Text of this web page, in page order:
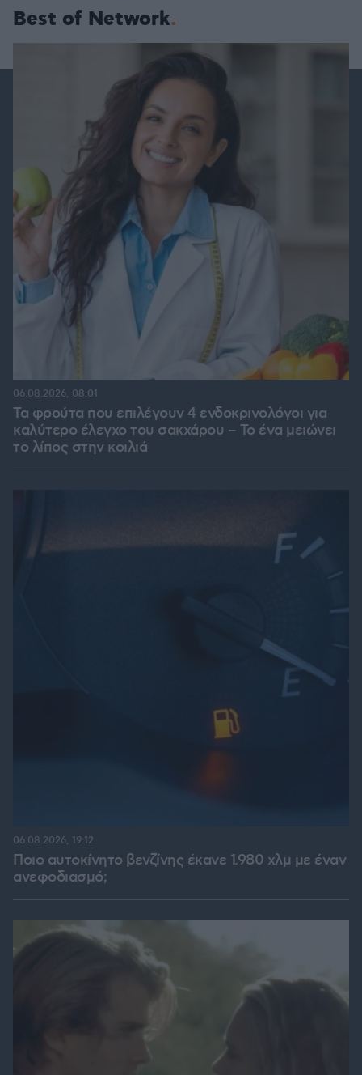
Best of Network
Τα φρούτα που επιλέγουν 4 ενδοκρινολόγοι για
καλύτερο έλεγχο του σακχάρου – Το ένα μειώνει
το λίπος στην κοιλιά
06.08.2026, 08:01
Ποιο αυτοκίνητο βενζίνης έκανε 1.980 χλμ με έναν
ανεφοδιασμό;
06.08.2026, 19:12